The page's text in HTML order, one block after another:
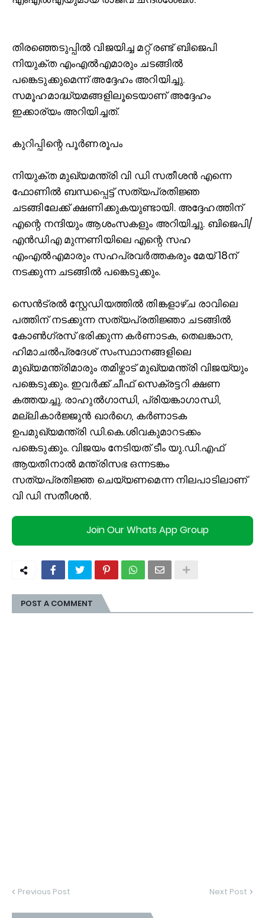
തിരഞ്ഞെടുപ്പില്‍ വിജയിച്ച മറ്റ് രണ്ട് ബിജെപി
നിയുക്ത എംഎല്‍എമാരും ചടങ്ങില്‍
പങ്കെടുക്കുമെന്ന് അദ്ദേഹം അറിയിച്ചു.
സമൂഹമാദ്ധ്യമങ്ങളിലൂടെയാണ് അദ്ദേഹം
ഇക്കാര്യം അറിയിച്ചത്.
കുറിപ്പിന്റെ പൂർണരൂപം
നിയുക്ത മുഖ്യമന്ത്രി വി ഡി സതീശൻ എന്നെ
ഫോണില്‍ ബന്ധപ്പെട്ട് സത്യപ്രതിജ്ഞ
ചടങ്ങിലേക്ക് ക്ഷണിക്കുകയുണ്ടായി. അദ്ദേഹത്തിന്
എന്റെ നന്ദിയും ആശംസകളും അറിയിച്ചു. ബിജെപി/
എൻഡിഎ മുന്നണിയിലെ എന്റെ സഹ
എംഎല്‍എമാരും സഹപ്രവർത്തകരും മേയ് 18ന്
നടക്കുന്ന ചടങ്ങില്‍ പങ്കെടുക്കും.
സെൻട്രല്‍ സ്റ്റേഡിയത്തില്‍ തിങ്കളാഴ്ച രാവിലെ
പത്തിന് നടക്കുന്ന സത്യപ്രതിജ്ഞാ ചടങ്ങില്‍
കോണ്‍ഗ്രസ് ഭരിക്കുന്ന കർണാടക, തെലങ്കാന,
ഹിമാചല്‍പ്രദേശ് സംസ്ഥാനങ്ങളിലെ
മുഖ്യമന്ത്രിമാരും തമിഴ്നാട് മുഖ്യമന്ത്രി വിജയ്‌യും
പങ്കെടുക്കും. ഇവർക്ക് ചീഫ് സെക്രട്ടറി ക്ഷണ
കത്തയച്ചു. രാഹുല്‍ഗാന്ധി, പ്രിയങ്കാഗാന്ധി,
മല്ലികാർജ്ജുൻ ഖാർഗെ, കർണാടക
ഉപമുഖ്യമന്ത്രി ഡി.കെ.ശിവകുമാറടക്കം
പങ്കെടുക്കും. വിജയം നേടിയത് ടീം യു.ഡി.എഫ്
ആയതിനാല്‍ മന്ത്രിസഭ ഒന്നടങ്കം
സത്യപ്രതിജ്ഞ ചെയ്യണമെന്ന നിലപാടിലാണ്
വി ഡി സതീശൻ.
Join Our Whats App Group
POST A COMMENT
Previous Post Next Post